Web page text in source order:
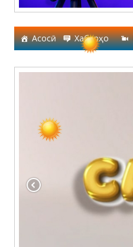
Асосӣ Хабарҳо